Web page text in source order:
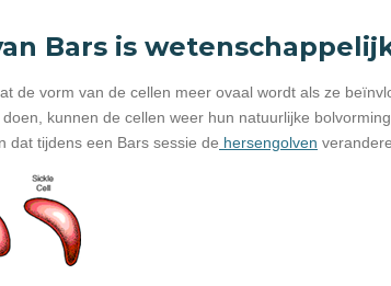
Bars is
de vorm van de cellen meer ovaal wordt als ze
doen, kunnen de cellen weer hun natuurlijke
dat tijdens een Bars sessie de hersengolven